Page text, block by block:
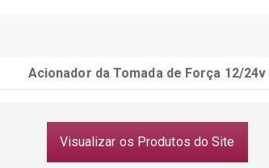
Acionador da Tomada de Força 12/24v
Visualizar os Produtos do Site